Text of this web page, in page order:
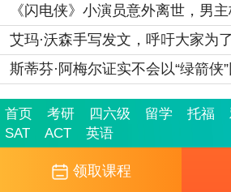
艾玛·沃森手写发文，呼吁大家为
斯蒂芬·阿梅尔证实不会以“绿箭侠”
首页 考研 四六级 留学 托福
SAT
ACT 英语
领取课程